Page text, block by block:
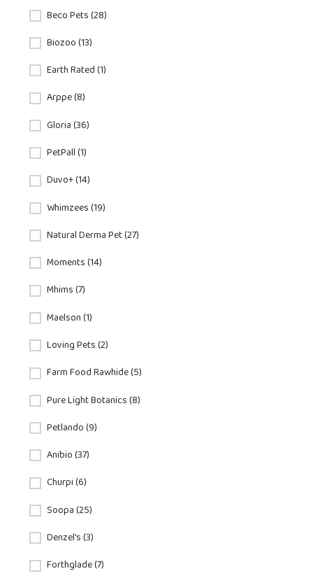
Beco Pets (28)
Biozoo (13)
Earth Rated (1)
Arppe (8)
Gloria (36)
PetPall (1)
Duvo+ (14)
Whimzees (19)
Natural Derma Pet (27)
Moments (14)
Mhims (7)
Maelson (1)
Loving Pets (2)
Farm Food Rawhide (5)
Pure Light Botanics (8)
Petlando (9)
Anibio (37)
Churpi (6)
Soopa (25)
Denzel's (3)
Forthglade (7)